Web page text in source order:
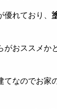
れており、
おススメか
てなのでお